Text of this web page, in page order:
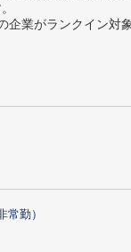
業がランクイン対象
勤）